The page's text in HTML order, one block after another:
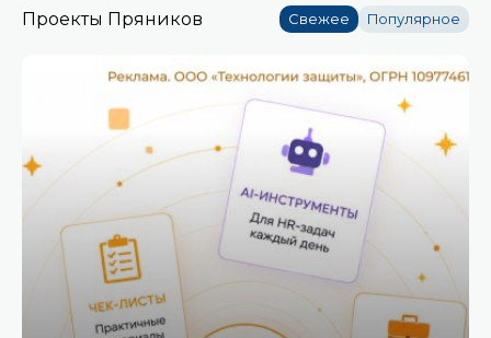
Проекты Пряников Свежее Популярное